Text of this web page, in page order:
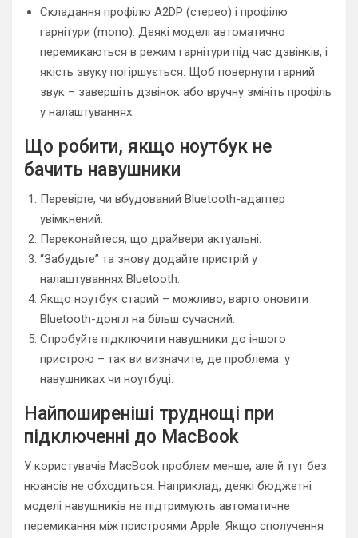
Складання профілю A2DP (стерео) і профілю
гарнітури (mono). Деякі моделі автоматично
перемикаються в режим гарнітури під час дзвінків, і
якість звуку погіршується. Щоб повернути гарний
звук – завершіть дзвінок або вручну змініть профіль
у налаштуваннях.
Що робити, якщо ноутбук не
бачить навушники
Перевірте, чи вбудований Bluetooth-адаптер
увімкнений.
Переконайтеся, що драйвери актуальні.
“Забудьте” та знову додайте пристрій у
налаштуваннях Bluetooth.
Якщо ноутбук старий – можливо, варто оновити
Bluetooth-донгл на більш сучасний.
Спробуйте підключити навушники до іншого
пристрою – так ви визначите, де проблема: у
навушниках чи ноутбуці.
Найпоширеніші труднощі при
підключенні до MacBook
У користувачів MacBook проблем менше, але й тут без
нюансів не обходиться. Наприклад, деякі бюджетні
моделі навушників не підтримують автоматичне
перемикання між пристроями Apple. Якщо сполучення